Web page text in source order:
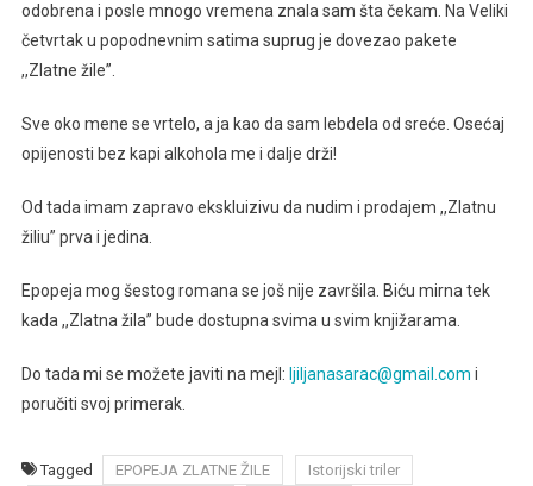
odobrena i posle mnogo vremena znala sam šta čekam. Na Veliki
četvrtak u popodnevnim satima suprug je dovezao pakete
,,Zlatne žile”.
Sve oko mene se vrtelo, a ja kao da sam lebdela od sreće. Osećaj
opijenosti bez kapi alkohola me i dalje drži!
Od tada imam zapravo ekskluizivu da nudim i prodajem ,,Zlatnu
žiliu” prva i jedina.
Epopeja mog šestog romana se još nije završila. Biću mirna tek
kada ,,Zlatna žila” bude dostupna svima u svim knjižarama.
Do tada mi se možete javiti na mejl: ljiljanasarac@gmail.com i
poručiti svoj primerak.
Tagged EPOPEJA ZLATNE ŽILE
Istorijski triler